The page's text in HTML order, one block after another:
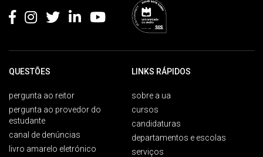
QUESTÕES
pergunta ao reitor
pergunta ao provedor do
estudante
canal de denúncias
livro amarelo eletrónico
LINKS RÁPIDOS
sobre a ua
cursos
candidaturas
departamentos e escolas
serviços